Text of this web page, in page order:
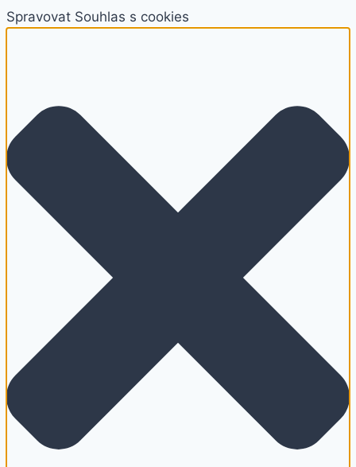
Spravovat Souhlas s cookies